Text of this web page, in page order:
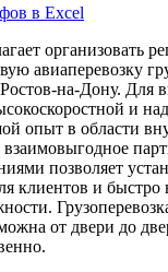
в Excel
организовать
авиаперевозку
на-Дону. Для
и
опыт в области
взаимовыгодное
позволяет
клиентов и быстро
от двери до